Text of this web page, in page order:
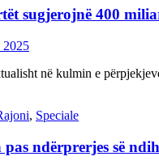
sugjerojnë 400
2025
në kulmin e
, Speciale
pas ndërprerjes së